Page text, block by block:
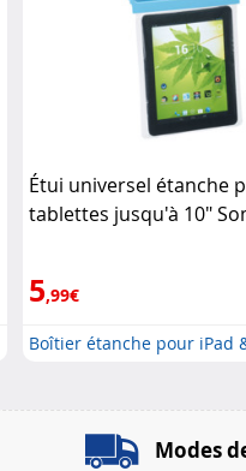
Étui universel étanche
tablettes jusqu'à 10"
5,99€
Boîtier étanche pour iPad
Modes